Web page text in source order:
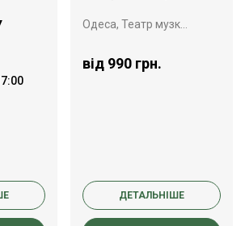
Одеса, Театр музкомедії
від 990 грн.
ДЕТАЛЬНІШЕ